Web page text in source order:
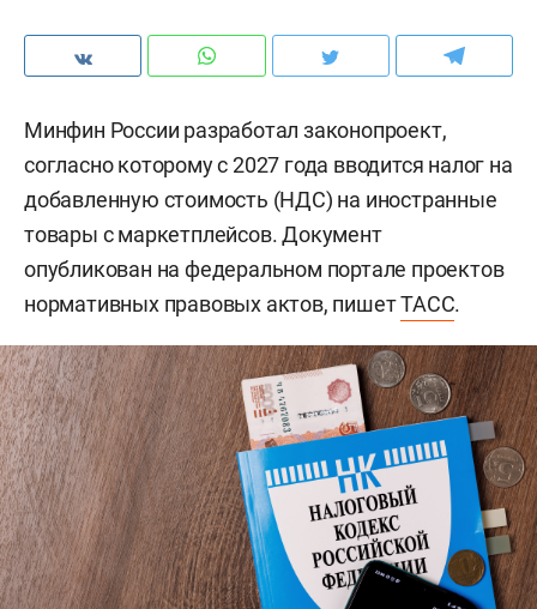
Минфин России разработал законопроект,
согласно которому с 2027 года вводится налог на
добавленную стоимость (НДС) на иностранные
товары с маркетплейсов. Документ
опубликован на федеральном портале проектов
нормативных правовых актов, пишетТАСС.